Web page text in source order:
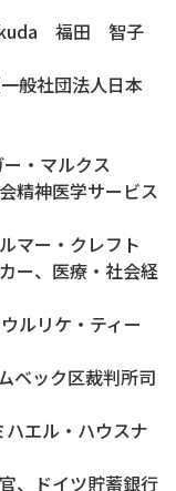
福田 智子
社団法人日本
・マルクス
神医学サービス
ー・クレフト
医療・社会経
リケ・ティー
区裁判所司
エル・ハウスナ
イツ貯蓄銀行